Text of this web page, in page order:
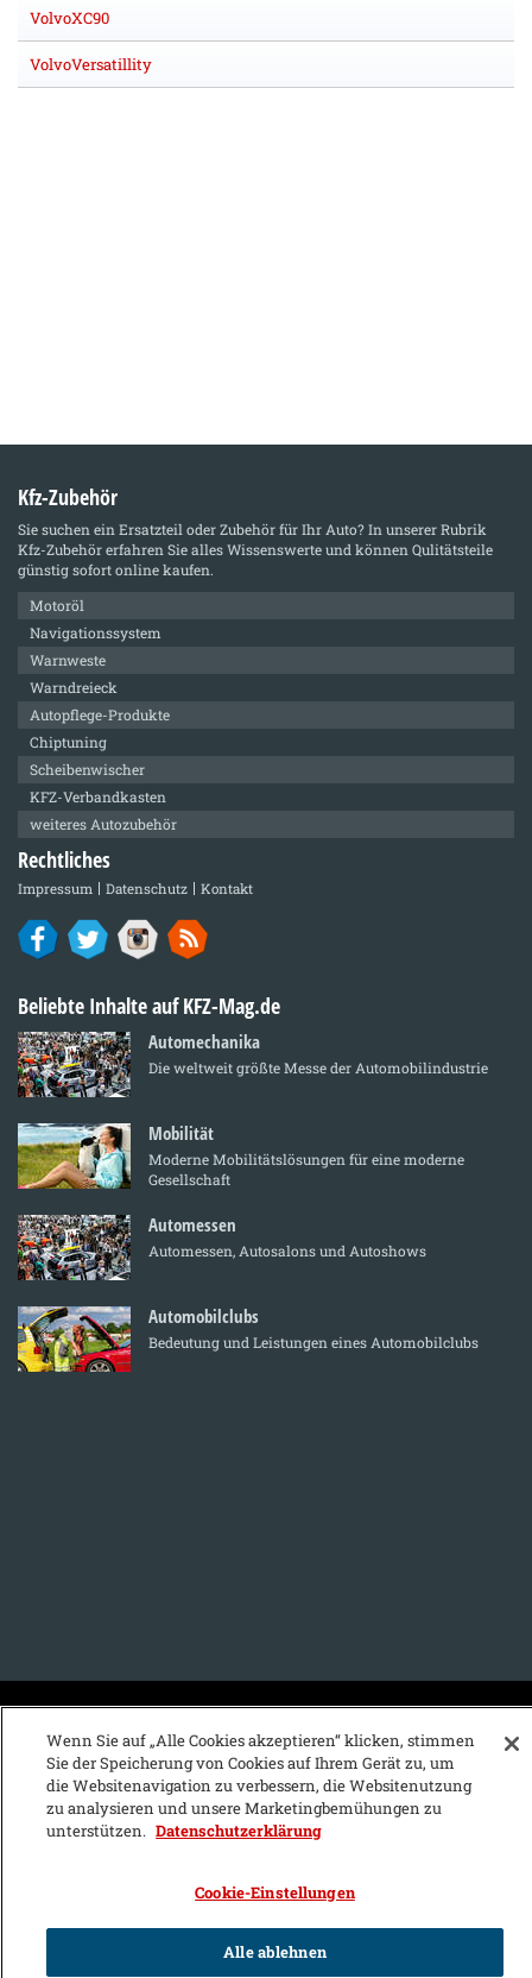
VolvoXC90
VolvoVersatillity
Kfz-Zubehör
Sie suchen ein Ersatzteil oder Zubehör für Ihr Auto? In unserer Rubrik
Kfz-Zubehörerfahren Sie alles Wissenswerte und können Qulitätsteile
günstig sofort online kaufen.
Motoröl
Navigationssystem
Warnweste
Warndreieck
Autopflege-Produkte
Chiptuning
Scheibenwischer
KFZ-Verbandkasten
weiteres Autozubehör
Rechtliches
Impressum Datenschutz Kontakt
Beliebte Inhalte auf KFZ-Mag.de
Automechanika
Die weltweit größte Messe der Automobilindustrie
Mobilität
Moderne Mobilitätslösungen für eine moderne
Gesellschaft
Automessen
Automessen, Autosalons und Autoshows
Automobilclubs
Bedeutung und Leistungen eines Automobilclubs
KFZ-Stichwortvereichnis:
A B C D E F G H I
K
L M N O P Q R S
Wenn Sie auf „Alle Cookies akzeptieren“ klicken, stimmen
Sie der Speicherung von Cookies auf Ihrem Gerät zu, um
die Websitenavigation zu verbessern, die Websitenutzung
zu analysieren und unsere Marketingbemühungen zu
unterstützen. Datenschutzerklärung
Cookie-Einstellungen
Alle ablehnen